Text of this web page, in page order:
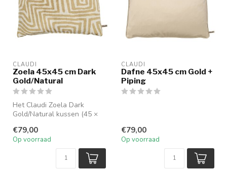
CLAUDI
Zoela 45x45 cm Dark
Gold/Natural
Het Claudi Zoela Dark
Gold/Natural kussen (45 ×
goudtint...
€79,00
Op voorraad
CLAUDI
Dafne 45x45 cm Gold +
Piping
€79,00
Op voorraad